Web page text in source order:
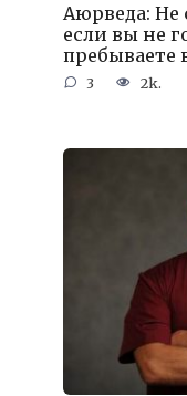
Аюрведа:
если вы не
пребываете
3 2k.